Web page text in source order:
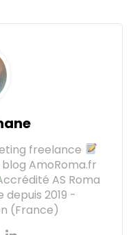
freelance
AmoRoma.fr
AS Roma
depuis 2019 -
(France)